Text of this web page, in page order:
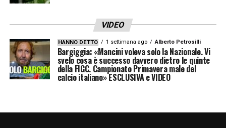
COLPO DI SCENA! PAREGGIO DEL
CAGLIARI CON PAVOLETTI.
il gol all’attaccante sardo
31′ Rete annullata al Cagliari per fuorigioco
VIDEO
HANNO DETTO 1 settimana ago Alberto Petrosilli
Bargiggia: «Mancini voleva solo la Nazionale. Vi
svelo cosa è successo davvero dietro le quinte
della FIGC. Campionato Primavera male del
calcio italiano» ESCLUSIVA e VIDEO